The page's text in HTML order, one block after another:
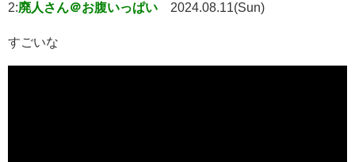
2:廃人さん＠お腹いっぱい 2024.08.11(Sun)
すごいな